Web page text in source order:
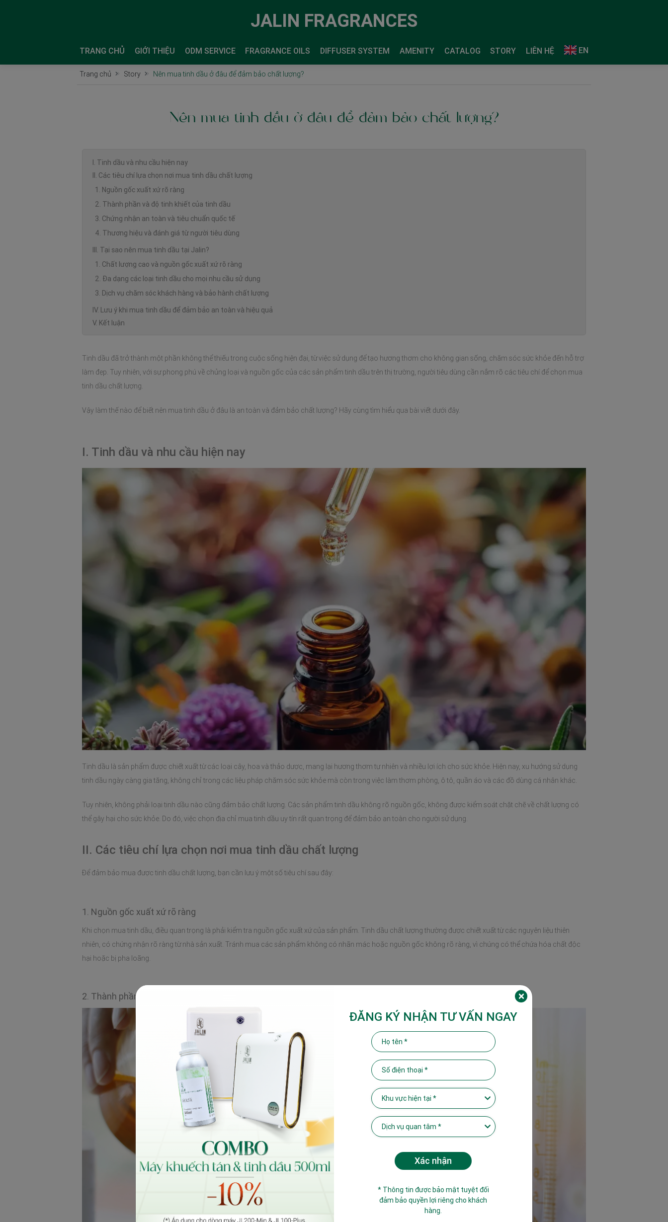
JALIN FRAGRANCES
TRANG CHỦ GIỚI THIỆU ODM SERVICE FRAGRANCE OILS DIFFUSER SYSTEM AMENITY CATALOG STORY LIÊN HỆ EN
Trang chủ Story Nên mua tinh dầu ở đâu để đảm bảo chất lượng?
Nên mua tinh dầu ở đâu để đảm bảo chất lượng?
I. Tinh dầu và nhu cầu hiện nay
II. Các tiêu chí lựa chọn nơi mua tinh dầu chất lượng
1. Nguồn gốc xuất xứ rõ ràng
2. Thành phần và độ tinh khiết của tinh dầu
3. Chứng nhận an toàn và tiêu chuẩn quốc tế
4. Thương hiệu và đánh giá từ người tiêu dùng
III. Tại sao nên mua tinh dầu tại Jalin?
1. Chất lượng cao và nguồn gốc xuất xứ rõ ràng
2. Đa dạng các loại tinh dầu cho mọi nhu cầu sử dụng
3. Dịch vụ chăm sóc khách hàng và bảo hành chất lượng
IV. Lưu ý khi mua tinh dầu để đảm bảo an toàn và hiệu quả
V. Kết luận
Tinh dầu đã trở thành một phần không thể thiếu trong cuộc sống hiện đại, từ việc sử dụng để tạo hương thơm cho không gian sống, chăm sóc sức khỏe đến hỗ trợ
làm đẹp. Tuy nhiên, với sự phong phú về chủng loại và nguồn gốc của các sản phẩm tinh dầu trên thị trường, người tiêu dùng cần nắm rõ các tiêu chí để chọn mua
tinh dầu chất lượng.
Vậy làm thế nào để biết nên mua tinh dầu ở đâu là an toàn và đảm bảo chất lượng? Hãy cùng tìm hiểu qua bài viết dưới đây.
I. Tinh dầu và nhu cầu hiện nay
Tinh dầu là sản phẩm được chiết xuất từ các loại cây, hoa và thảo dược, mang lại hương thơm tự nhiên và nhiều lợi ích cho sức khỏe. Hiện nay, xu hướng sử dụng
tinh dầu ngày càng gia tăng, không chỉ trong các liệu pháp chăm sóc sức khỏe mà còn trong việc làm thơm phòng, ô tô, quần áo và các đồ dùng cá nhân khác.
Tuy nhiên, không phải loại tinh dầu nào cũng đảm bảo chất lượng. Các sản phẩm tinh dầu không rõ nguồn gốc, không được kiểm soát chặt chẽ về chất lượng có
thể gây hại cho sức khỏe. Do đó, việc chọn địa chỉ mua tinh dầu uy tín rất quan trọng để đảm bảo an toàn cho người sử dụng.
II. Các tiêu chí lựa chọn nơi mua tinh dầu chất lượng
Để đảm bảo mua được tinh dầu chất lượng, bạn cần lưu ý một số tiêu chí sau đây:
1. Nguồn gốc xuất xứ rõ ràng
Khi chọn mua tinh dầu, điều quan trọng là phải kiểm tra nguồn gốc xuất xứ của sản phẩm. Tinh dầu chất lượng thường được chiết xuất từ các nguyên liệu thiên
nhiên, có chứng nhận rõ ràng từ nhà sản xuất. Tránh mua các sản phẩm không có nhãn mác hoặc nguồn gốc không rõ ràng, vì chúng có thể chứa hóa chất độc
hại hoặc bị pha loãng.
2. Thành phần và độ tinh khiết của tinh dầu
ĐĂNG KÝ NHẬN TƯ VẤN NGAY
* Thông tin được bảo mật tuyệt đối
đảm bảo quyền lợi riêng cho khách
hàng.